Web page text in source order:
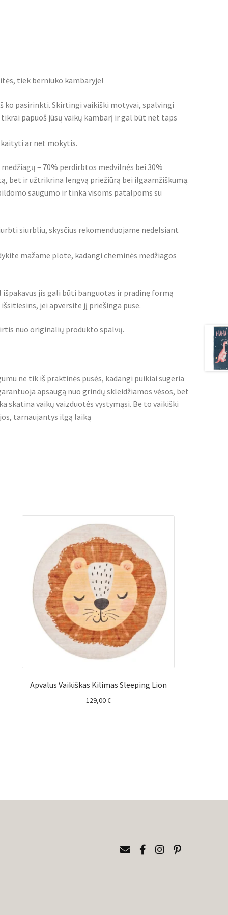
tiek berniuko kambaryje!
ko pasirinkti. Skirtingi vaikiški motyvai, spalvingi
papuoš jūsų vaikų kambarį ir gal būt net taps
ar net mokytis.
– 70% perdirbtos medvilnės bei 30%
bet ir užtrikrina lengvą priežiūrą bei ilgaamžiškumą.
saugumo ir tinka visoms patalpoms su
siurbliu, skysčius rekomenduojame nedelsiant
mažame plote, kadangi cheminės medžiagos
jis gali būti banguotas ir pradinę formą
jei apversite jį priešinga puse.
nuo originalių produkto spalvų.
ne tik iš praktinės pusės, kadangi puikiai sugeria
apsaugą nuo grindų skleidžiamos vėsos, bet
skatina vaikų vaizduotės vystymąsi. Be to vaikiški
tarnaujantys ilgą laiką
Apvalus Vaikiškas Kilimas Sleeping Lion
129,00€